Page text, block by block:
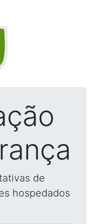
de
hospedados